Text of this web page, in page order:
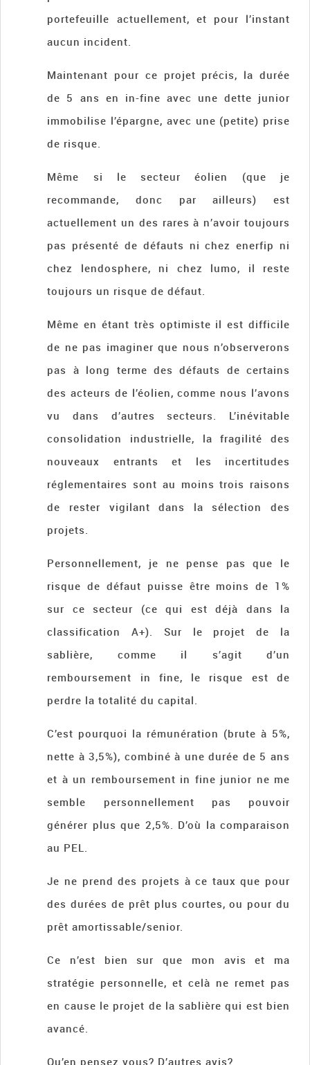
portefeuille actuellement, et pour l’instant
aucun incident.
Maintenant pour ce projet précis, la durée
de 5 ans en in-fine avec une dette junior
immobilise l’épargne, avec une (petite) prise
de risque.
Même si le secteur éolien (que je
recommande, donc par ailleurs) est
actuellement un des rares à n’avoir toujours
pas présenté de défauts ni chez enerfip ni
chez lendosphere, ni chez lumo, il reste
toujours un risque de défaut.
Même en étant très optimiste il est difficile
de ne pas imaginer que nous n’observerons
pas à long terme des défauts de certains
des acteurs de l’éolien, comme nous l’avons
vu dans d’autres secteurs. L’inévitable
consolidation industrielle, la fragilité des
nouveaux entrants et les incertitudes
réglementaires sont au moins trois raisons
de rester vigilant dans la sélection des
projets.
Personnellement, je ne pense pas que le
risque de défaut puisse être moins de 1%
sur ce secteur (ce qui est déjà dans la
classification A+). Sur le projet de la
sablière, comme il s’agit d’un
remboursement in fine, le risque est de
perdre la totalité du capital.
C’est pourquoi la rémunération (brute à 5%,
nette à 3,5%), combiné à une durée de 5 ans
et à un remboursement in fine junior ne me
semble personnellement pas pouvoir
générer plus que 2,5%. D’où la comparaison
au PEL.
Je ne prend des projets à ce taux que pour
des durées de prêt plus courtes, ou pour du
prêt amortissable/senior.
Ce n’est bien sur que mon avis et ma
stratégie personnelle, et celà ne remet pas
en cause le projet de la sablière qui est bien
avancé.
Qu’en pensez vous? D’autres avis?